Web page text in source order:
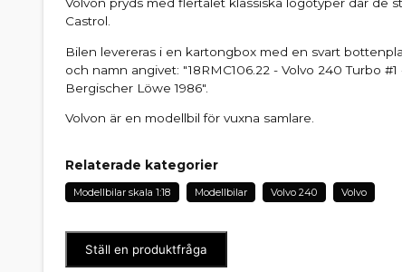
Castrol.
Bilen levereras i en kartongbox med en svart
och namn angivet: "18RMC106.22 - Volvo 240 Turbo
Bergischer Löwe 1986".
Volvon är en modellbil för vuxna samlare.
Relaterade kategorier
Modellbilar skala 1:18 Modellbilar Volvo 240 Volvo
Ställ en produktfråga